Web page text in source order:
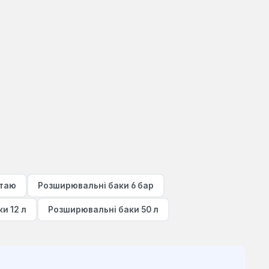
Розширювальні баки 6 бар
12 л Розширювальні баки 50 л